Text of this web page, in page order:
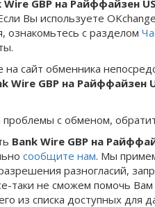
Wire GBP на Райффайзен
Вы используете
ознакомьтесь с разделом
сайт обменника
Wire GBP на Райффайзен
проблемы с обменом,
Bank Wire GBP на
сообщите нам. Мы
разногласий,
таки не сможем помочь
из списка доступных для